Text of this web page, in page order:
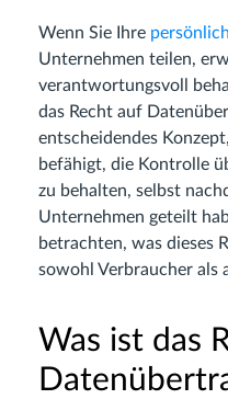
Wenn Sie Ihre
Unternehmen teilen,
verantwortungsvoll
das Recht auf
entscheidendes
befähigt, die Kontrolle
zu behalten, selbst
Unternehmen geteilt
betrachten, was dieses
sowohl Verbraucher als
Was ist das